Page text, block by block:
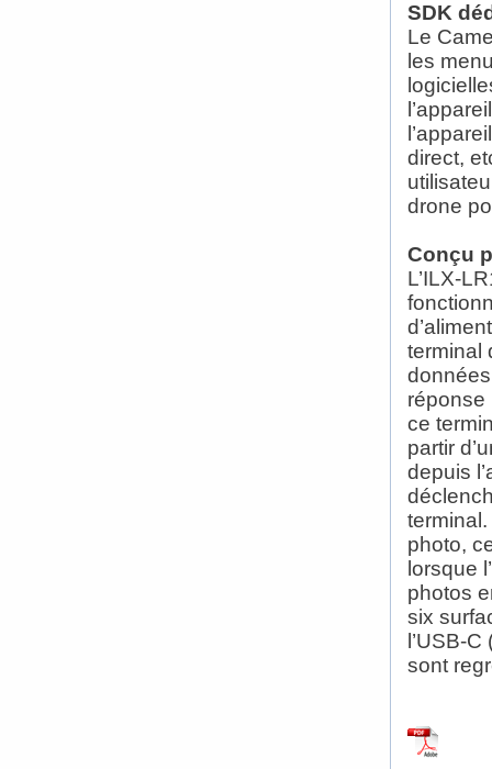
SDK
Le
les
direct,
drone
Conçu
L’ILX-
terminal
réponse
ce
partir
depuis
photo,
lorsque
photos
six
l’USB-
sont